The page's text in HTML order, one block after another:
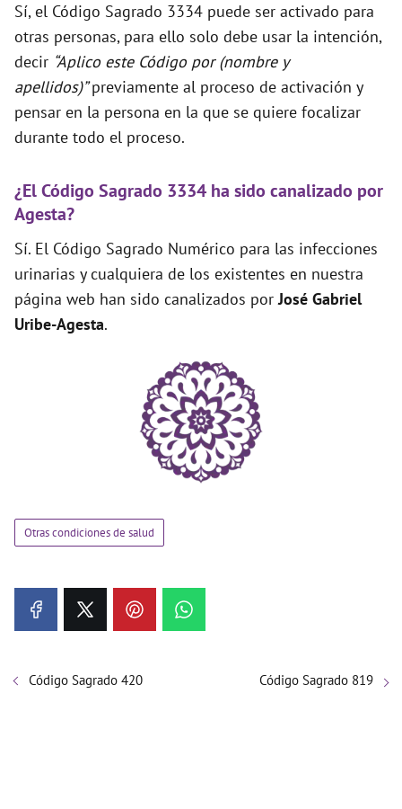
Sí, el Código Sagrado 3334 puede ser activado para
otras personas, para ello solo debe usar la intención,
decir “Aplico este Código por (nombre y
apellidos)”previamente al proceso de activación y
pensar en la persona en la que se quiere focalizar
durante todo el proceso.
¿El Código Sagrado 3334 ha sido canalizado por
Agesta?
Sí. El Código Sagrado Numérico para las infecciones
urinarias y cualquiera de los existentes en nuestra
página web han sido canalizados porJosé Gabriel
Uribe-Agesta.
Otras condiciones de salud
Código Sagrado 420 Código Sagrado 819